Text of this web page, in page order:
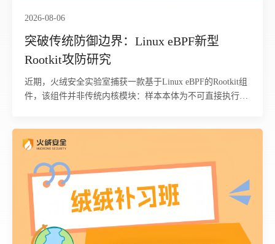
2026-08-06
突破传统防御边界：Linux eBPF新型
Rootkit攻防研究
近期，火绒安全实验室捕获一款基于Linux eBPF的Rootkit组
件，该组件并非传统内核模块：样本本体为不可直接执行的
BPF map，13个tracepoint程序附着到系统调用与调度事件。
该过程不触碰内核文本段，不修改系统调用表，无LKM加载
痕迹，基于模块签名与内核完整性校验的防线对此类组件天
然失效。 该组件隐蔽能力来自“策略与逻辑分离”架构，隐藏
目标未硬编码，存放在hidden_pids、hidden_names、
hidden_inodes三个map内，攻击者可随时改写生效，无需重
新编译加载。代码覆盖三个观测维度：枚举/proc时抹除指定
进程；调试器attach隐藏进程时实施反制；读取/proc/net/tcp